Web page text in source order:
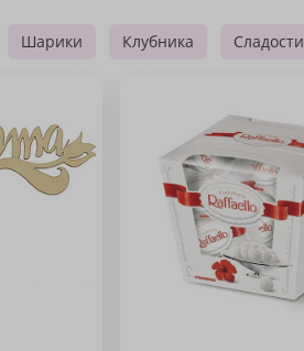
Шарики Клубника Сладости